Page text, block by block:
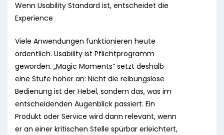
Wenn Usability Standard ist, entscheidet die
Experience
Viele Anwendungen funktionieren heute
ordentlich. Usability ist Pflichtprogramm
geworden. „Magic Moments“ setzt deshalb
eine Stufe höher an: Nicht die reibungslose
Bedienung ist der Hebel, sondern das, was im
entscheidenden Augenblick passiert. Ein
Produkt oder Service wird dann relevant, wenn
er an einer kritischen Stelle spürbar erleichtert,